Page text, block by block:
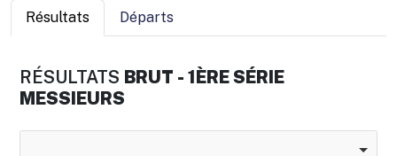
Résultats Départs
RÉSULTATS BRUT - 1ÈRE SÉRIE
MESSIEURS